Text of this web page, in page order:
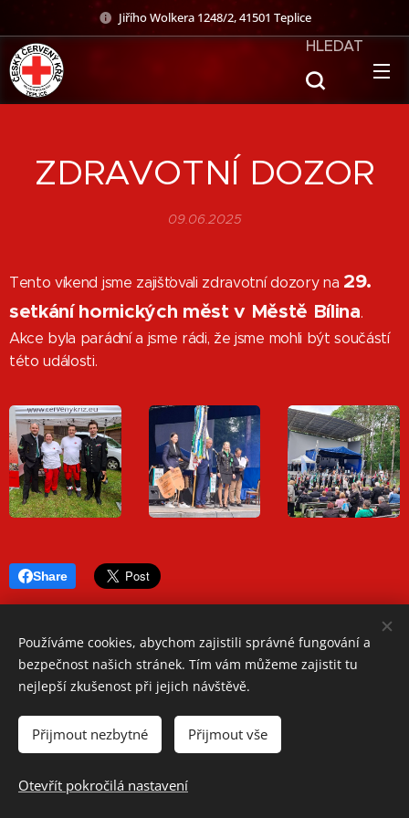
Jiřího Wolkera 1248/2, 41501 Teplice
HLEDAT
ZDRAVOTNÍ DOZOR
09.06.2025
Tento víkend jsme zajišťovali zdravotní dozory na 29.
setkání hornických měst v Městě Bílina.
Akce byla parádní a jsme rádi, že jsme mohli být součástí
této události.
Share
Oblastní spolek Českého červeného kříže Teplice
Jiřího Wolkera 1248/2, 41501 Teplice
Spravuje: Romana Bradáčová, Barbora Faitová
Používáme cookies, abychom zajistili správné fungování a
bezpečnost našich stránek. Tím vám můžeme zajistit tu
nejlepší zkušenost při jejich návštěvě.
Přijmout nezbytné Přijmout vše
Otevřít pokročilá nastavení